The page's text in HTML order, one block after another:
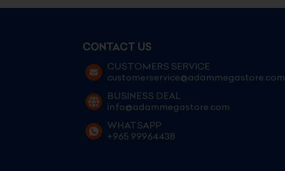
CONTACT US
CUSTOMERS SERVICE
customerservice@adammegastore.com
BUSINESS DEAL
info@adammegastore.com
WHATSAPP
+965 99964438